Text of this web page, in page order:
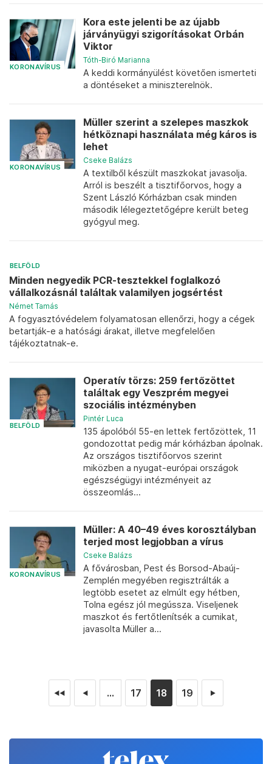
KORONAVÍRUS
Kora este jelenti be az újabb
járványügyi szigorításokat Orbán
Viktor
Tóth-Biró Marianna
A keddi kormányülést követően ismerteti
a döntéseket a miniszterelnök.
KORONAVÍRUS
Müller szerint a szelepes maszkok
hétköznapi használata még káros is
lehet
Cseke Balázs
A textilből készült maszkokat javasolja.
Arról is beszélt a tisztifőorvos, hogy a
Szent László Kórházban csak minden
második lélegeztetőgépre került beteg
gyógyul meg.
BELFÖLD
Minden negyedik PCR-tesztekkel foglalkozó
vállalkozásnál találtak valamilyen jogsértést
Német Tamás
A fogyasztóvédelem folyamatosan ellenőrzi, hogy a cégek
betartják-e a hatósági árakat, illetve megfelelően
tájékoztatnak-e.
BELFÖLD
Operatív törzs: 259 fertőzöttet
találtak egy Veszprém megyei
szociális intézményben
Pintér Luca
135 ápolóból 55-en lettek fertőzöttek, 11
gondozottat pedig már kórházban ápolnak.
Az országos tisztifőorvos szerint
miközben a nyugat-európai országok
egészségügyi intézményeit az
összeomlás...
KORONAVÍRUS
Müller: A 40–49 éves korosztályban
terjed most legjobban a vírus
Cseke Balázs
A fővárosban, Pest és Borsod-Abaúj-
Zemplén megyében regisztrálták a
legtöbb esetet az elmúlt egy hétben,
Tolna egész jól megússza. Viseljenek
maszkot és fertőtlenítsék a cumikat,
javasolta Müller a...
◄◄ ◄ ... 17 18 19 ►